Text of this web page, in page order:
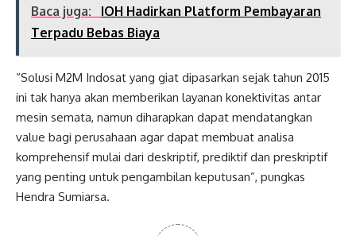
Baca juga:
IOH Hadirkan Platform Pembayaran
Terpadu Bebas Biaya
“Solusi M2M Indosat yang giat dipasarkan sejak tahun 2015
ini tak hanya akan memberikan layanan konektivitas antar
mesin semata, namun diharapkan dapat mendatangkan
value bagi perusahaan agar dapat membuat analisa
komprehensif mulai dari deskriptif, prediktif dan preskriptif
yang penting untuk pengambilan keputusan”, pungkas
Hendra Sumiarsa.